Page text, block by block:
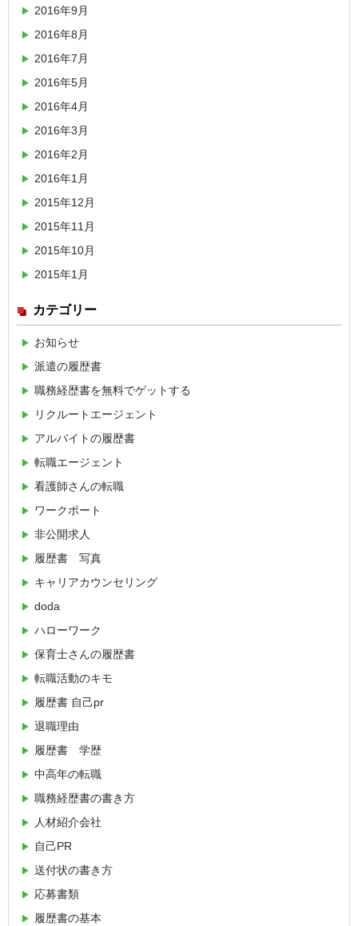
2016年9月
2016年8月
2016年7月
2016年5月
2016年4月
2016年3月
2016年2月
2016年1月
2015年12月
2015年11月
2015年10月
2015年1月
カテゴリー
お知らせ
派遣の履歴書
職務経歴書を無料でゲットする
リクルートエージェント
アルバイトの履歴書
転職エージェント
看護師さんの転職
ワークポート
非公開求人
履歴書 写真
キャリアカウンセリング
doda
ハローワーク
保育士さんの履歴書
転職活動のキモ
履歴書 自己pr
退職理由
履歴書 学歴
中高年の転職
職務経歴書の書き方
人材紹介会社
自己PR
送付状の書き方
応募書類
履歴書の基本